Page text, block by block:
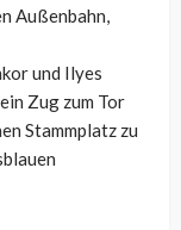
Außenbahn,
und Ilyes
Zug zum Tor
Stammplatz zu